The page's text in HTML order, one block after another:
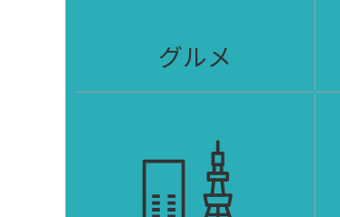
グルメ